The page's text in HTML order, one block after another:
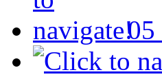
05